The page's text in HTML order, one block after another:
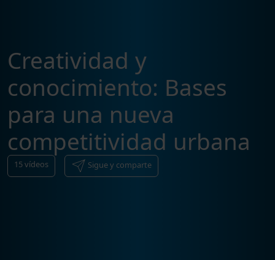
Creatividad y
conocimiento: Bases
para una nueva
competitividad urbana
15vídeos Sigue y comparte